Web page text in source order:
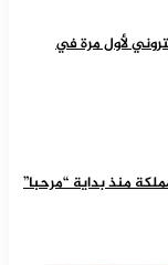
لأول مرة في
منذ بداية “مرحبا”